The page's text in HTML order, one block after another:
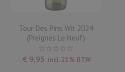
Tour Des Pins Wit 2024
(Preignes Le Neuf)
€9,95 incl. 21% BTW